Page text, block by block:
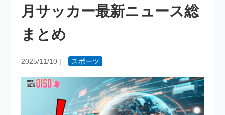
月サッカー最新ニュース総
まとめ
2025/11/10 | スポーツ